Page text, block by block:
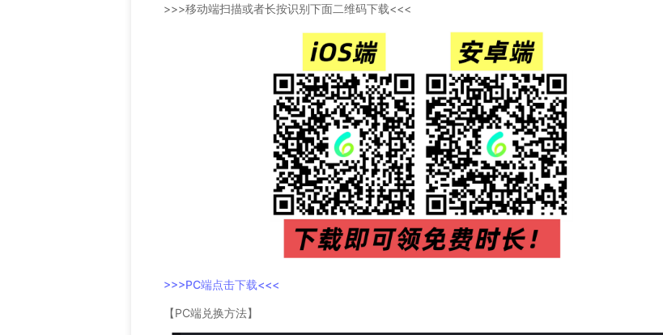
>>>移动端扫描或者长按识别下面二维码下载<<<
>>>PC端点击下载<<<
【PC端兑换方法】